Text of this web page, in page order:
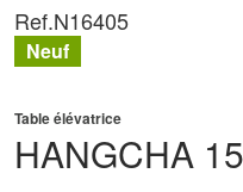
HANGCHA
Table élévatrice
Ref.N16405
Neuf